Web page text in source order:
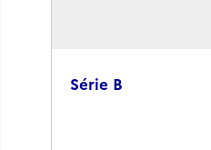
Série B